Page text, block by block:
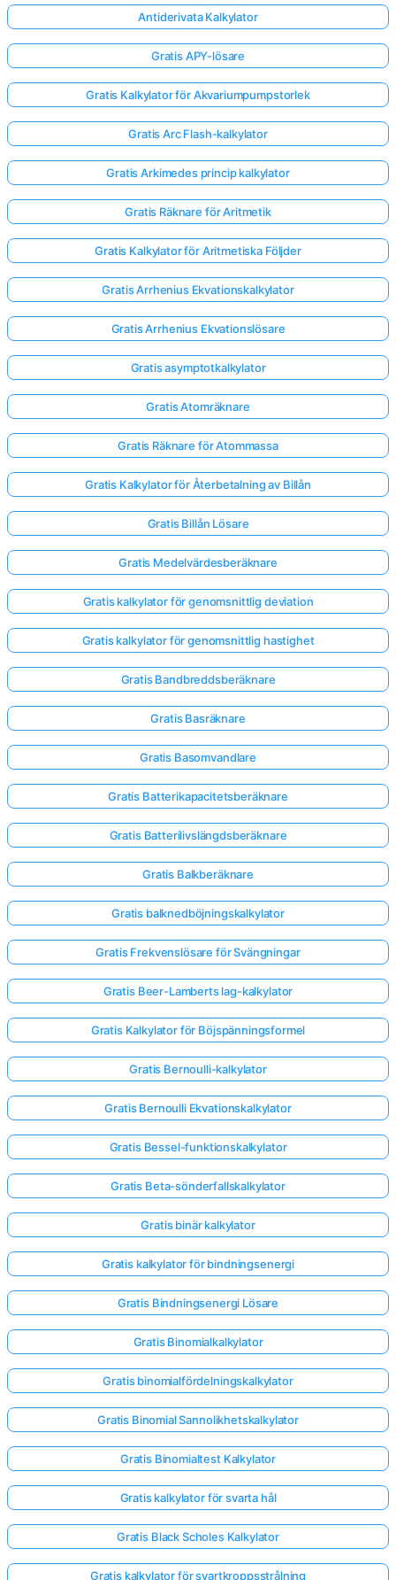
Inga
frågor
Ställ
din
första
fråga
Antiderivata Kalkylator
Gratis APY-lösare
Gratis Kalkylator för Akvariumpumpstorlek
Gratis Arc Flash-kalkylator
Gratis Arkimedes princip kalkylator
Gratis Räknare för Aritmetik
Gratis Kalkylator för Aritmetiska Följder
Gratis Arrhenius Ekvationskalkylator
Gratis Arrhenius Ekvationslösare
Gratis asymptotkalkylator
Gratis Atomräknare
Gratis Räknare för Atommassa
Gratis Kalkylator för Återbetalning av Billån
Gratis Billån Lösare
Gratis Medelvärdesberäknare
Gratis kalkylator för genomsnittlig deviation
Gratis kalkylator för genomsnittlig hastighet
Gratis Bandbreddsberäknare
Gratis Basräknare
Gratis Basomvandlare
Gratis Batterikapacitetsberäknare
Gratis Batterilivslängdsberäknare
Gratis Balkberäknare
Gratis balknedböjningskalkylator
Gratis Frekvenslösare för Svängningar
Gratis Beer-Lamberts lag-kalkylator
Gratis Kalkylator för Böjspänningsformel
Gratis Bernoulli-kalkylator
Gratis Bernoulli Ekvationskalkylator
Gratis Bessel-funktionskalkylator
Gratis Beta-sönderfallskalkylator
Gratis binär kalkylator
Gratis kalkylator för bindningsenergi
Gratis Bindningsenergi Lösare
Gratis Binomialkalkylator
Gratis binomialfördelningskalkylator
Gratis Binomial Sannolikhetskalkylator
Gratis Binomialtest Kalkylator
Gratis kalkylator för svarta hål
Gratis Black Scholes Kalkylator
Gratis kalkylator för svartkroppsstrålning